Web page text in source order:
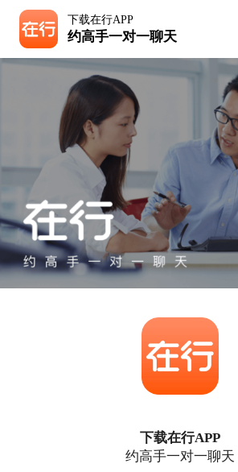
下载在行APP
约高手一对一聊天
下载在行APP
约高手一对一聊天